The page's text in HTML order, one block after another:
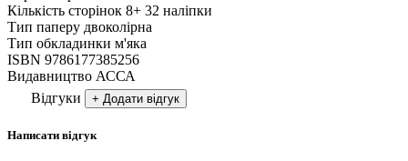
Кількість сторінок 8+ 32 наліпки
Тип паперу двоколірна
Тип обкладинки м'яка
ISBN 9786177385256
Видавництво АССА
Відгуки
+ Додати відгук
Написати відгук